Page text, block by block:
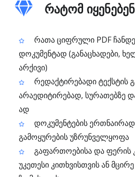
რატომ
რათა ციფრული PDF
დოკუმენტად (განაცხადები,
არქივი)
რედაქტირებადი ტექსტის
არაედიტირებად, სურათებზე
ად
დოკუმენტების
გამოყურების უზრუნველყოფა
გაფართოებისა და
უკეთესი კითხვისთვის ან